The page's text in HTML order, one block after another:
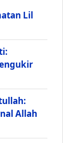
Lil
Allah